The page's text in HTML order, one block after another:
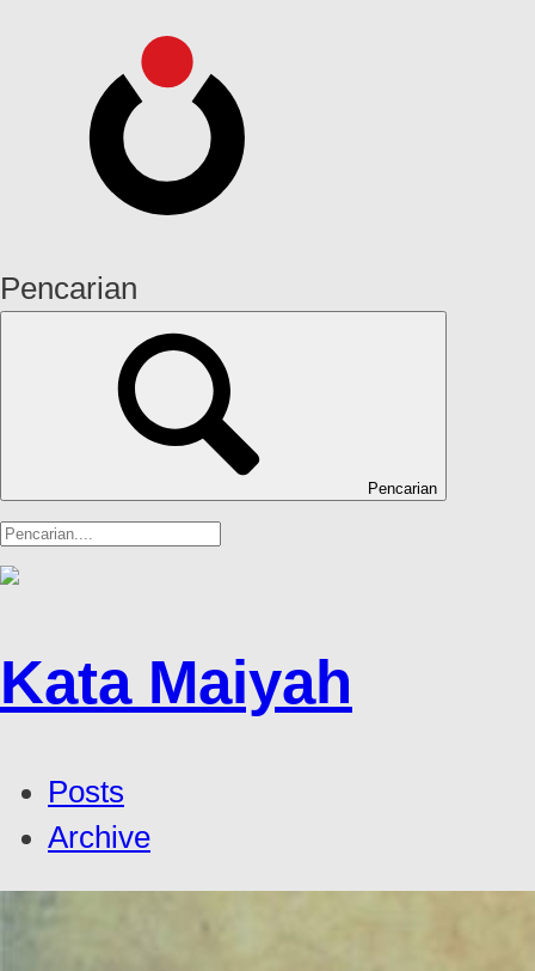
Pencarian
Pencarian
Kata Maiyah
Posts
Archive